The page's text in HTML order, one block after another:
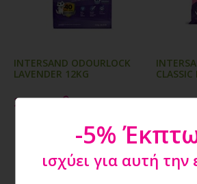
INTERSAND ODOURLOCK
LAVENDER 12KG
24,80€ 16,10€
-5%
ισχύει για αυτή